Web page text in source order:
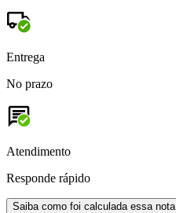
Entrega
No prazo
Atendimento
Responde rápido
Saiba como foi calculada essa nota